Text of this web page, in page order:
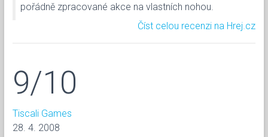
pořádně zpracované akce na vlastních nohou.
Číst celou recenzi na Hrej.cz
9/10
Tiscali Games
28. 4. 2008